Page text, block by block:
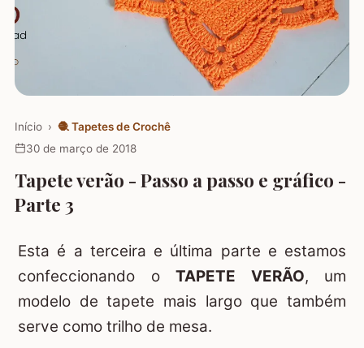
Início › 🧶 Tapetes de Crochê
30 de março de 2018
Tapete verão - Passo a passo e gráfico -
Parte 3
Esta é a terceira e última parte e estamos
confeccionando o TAPETE VERÃO, um
modelo de tapete mais largo que também
serve como trilho de mesa.